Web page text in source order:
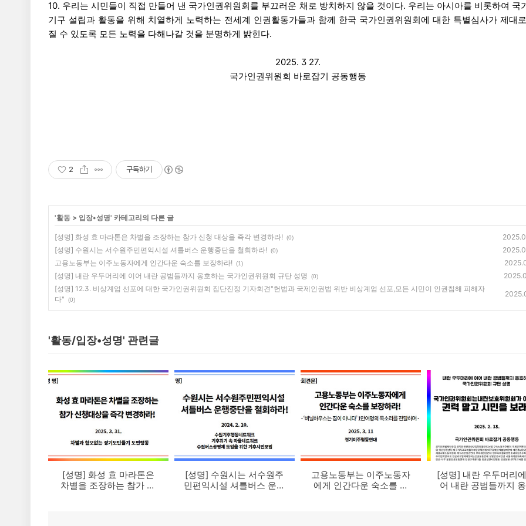
10. 우리는 시민들이 직접 만들어 낸 국가인권위원회를 부끄러운 채로 방치하지 않을 것이다. 우리는 아시아를 비롯하여 국
기구 설립과 활동을 위해 치열하게 노력하는 전세계 인권활동가들과 함께 한국 국가인권위원회에 대한 특별심사가 제대
질 수 있도록 모든 노력을 다해나갈 것을 분명하게 밝힌다.
2025. 3 27.
국가인권위원회 바로잡기 공동행동
2 구독하기
'활동 > 입장•성명' 카테고리의 다른 글
[성명] 화성 효 마라톤은 차별을 조장하는 참가 신청 대상을 즉각 변경하라! (0)
[성명] 수원시는 서수원주민편익시설 셔틀버스 운행중단을 철회하라! (0)
고용노동부는 이주노동자에게 인간다운 숙소를 보장하라! (1)
[성명] 내란 우두머리에 이어 내란 공범들까지 옹호하는 국가인권위원회 규탄 성명
(0)
[성명] 12.3. 비상계엄 선포에 대한 국가인권위원회 집단진정 기자회견"헌법과 국제인권법 위반 비상계엄 선포,모든 시민이 인권침해 피해자
다"
(0)
'활동/입장•성명' 관련글
[성명] 화성 효 마라톤은
차별을 조장하는 참가 신
[성명] 수원시는 서수원주
민편익시설 셔틀버스 운행
고용노동부는 이주노동자
에게 인간다운 숙소를 보
[성명] 내란 우두머리에 이
어 내란 공범들까지 옹